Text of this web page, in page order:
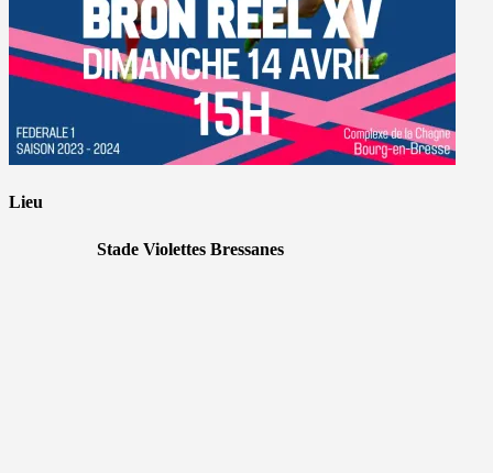
Lieu
Stade Violettes Bressanes